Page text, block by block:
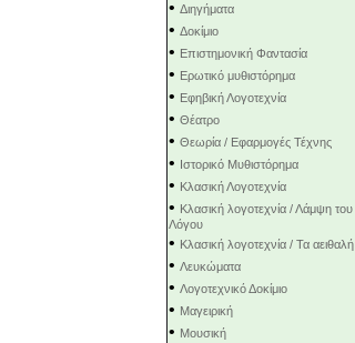
• Διηγήματα
• Δοκίμιο
• Επιστημονική Φαντασία
• Ερωτικό μυθιστόρημα
• Εφηβική Λογοτεχνία
• Θέατρο
• Θεωρία / Εφαρμογές Τέχνης
• Ιστορικό Μυθιστόρημα
• Κλασική Λογοτεχνία
• Κλασική λογοτεχνία / Λάμψη του
Λόγου
• Κλασική λογοτεχνία / Τα αειθαλή
• Λευκώματα
• Λογοτεχνικό Δοκίμιο
• Μαγειρική
• Μουσική